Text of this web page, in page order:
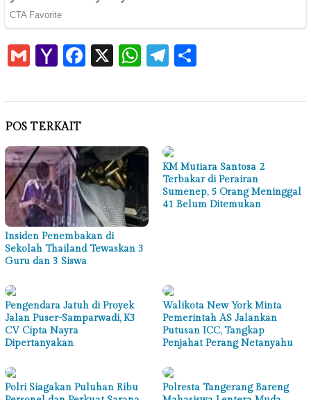
GmailYahoo
Mail
Facebook
X WhatsApp
Telegram
POS TERKAIT
Insiden Penembakan di
Sekolah Thailand Tewaskan 3
Guru dan 3 Siswa
KM Mutiara Santosa 2
Terbakar di Perairan
Sumenep, 5 Orang Meninggal
41 Belum Ditemukan
Pengendara Jatuh di Proyek
Jalan Puser-Samparwadi, K3
CV Cipta Nayra
Dipertanyakan
Walikota New York Minta
Pemerintah AS Jalankan
Putusan ICC, Tangkap
Penjahat Perang Netanyahu
Polri Siagakan Puluhan Ribu
Polresta Tangerang Bareng